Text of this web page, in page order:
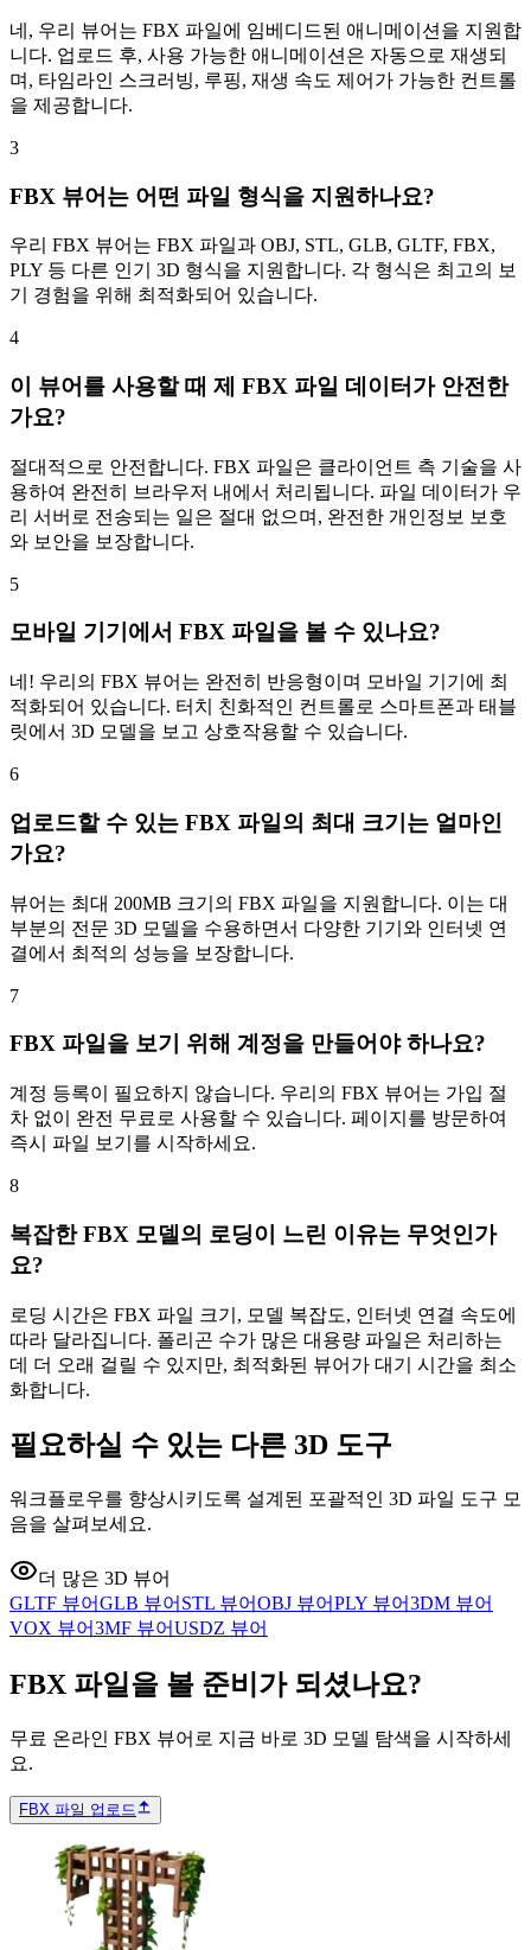
네, 우리 뷰어는 FBX 파일에 임베디드된 애니메이션을 지원합
니다. 업로드 후, 사용 가능한 애니메이션은 자동으로 재생되
며, 타임라인 스크러빙, 루핑, 재생 속도 제어가 가능한 컨트롤
을 제공합니다.
3
FBX 뷰어는 어떤 파일 형식을 지원하나요?
우리 FBX 뷰어는 FBX 파일과 OBJ, STL, GLB, GLTF, FBX,
PLY 등 다른 인기 3D 형식을 지원합니다. 각 형식은 최고의 보
기 경험을 위해 최적화되어 있습니다.
4
이 뷰어를 사용할 때 제 FBX 파일 데이터가 안전한
가요?
절대적으로 안전합니다. FBX 파일은 클라이언트 측 기술을 사
용하여 완전히 브라우저 내에서 처리됩니다. 파일 데이터가 우
리 서버로 전송되는 일은 절대 없으며, 완전한 개인정보 보호
와 보안을 보장합니다.
5
모바일 기기에서 FBX 파일을 볼 수 있나요?
네! 우리의 FBX 뷰어는 완전히 반응형이며 모바일 기기에 최
적화되어 있습니다. 터치 친화적인 컨트롤로 스마트폰과 태블
릿에서 3D 모델을 보고 상호작용할 수 있습니다.
6
업로드할 수 있는 FBX 파일의 최대 크기는 얼마인
가요?
뷰어는 최대 200MB 크기의 FBX 파일을 지원합니다. 이는 대
부분의 전문 3D 모델을 수용하면서 다양한 기기와 인터넷 연
결에서 최적의 성능을 보장합니다.
7
FBX 파일을 보기 위해 계정을 만들어야 하나요?
계정 등록이 필요하지 않습니다. 우리의 FBX 뷰어는 가입 절
차 없이 완전 무료로 사용할 수 있습니다. 페이지를 방문하여
즉시 파일 보기를 시작하세요.
8
복잡한 FBX 모델의 로딩이 느린 이유는 무엇인가
요?
로딩 시간은 FBX 파일 크기, 모델 복잡도, 인터넷 연결 속도에
따라 달라집니다. 폴리곤 수가 많은 대용량 파일은 처리하는
데 더 오래 걸릴 수 있지만, 최적화된 뷰어가 대기 시간을 최소
화합니다.
필요하실 수 있는 다른 3D 도구
워크플로우를 향상시키도록 설계된 포괄적인 3D 파일 도구 모
음을 살펴보세요.
더 많은 3D 뷰어
GLTF 뷰어GLB 뷰어 STL 뷰어OBJ 뷰어PLY 뷰어3DM 뷰어
VOX 뷰어3MF 뷰어USDZ 뷰어
FBX 파일을 볼 준비가 되셨나요?
무료 온라인 FBX 뷰어로 지금 바로 3D 모델 탐색을 시작하세
요.
FBX 파일 업로드